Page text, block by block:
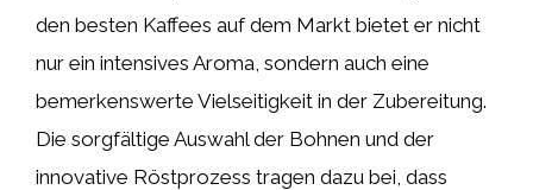
den besten Kaffees auf dem Markt bietet er nicht
nur ein intensives Aroma, sondern auch eine
bemerkenswerte Vielseitigkeit in der Zubereitung.
Die sorgfältige Auswahl der Bohnen und der
innovative Röstprozess tragen dazu bei, dass